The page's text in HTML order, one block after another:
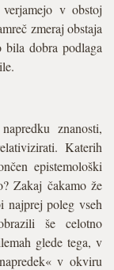
v obstoj
zmeraj obstaja
dobra podlaga
znanosti,
Katerih
epistemološki
Zakaj čakamo že
najprej poleg vseh
še celotno
glede tega, v
v okviru